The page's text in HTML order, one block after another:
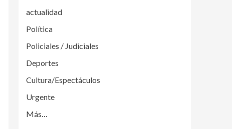
actualidad
Política
Policiales / Judiciales
Deportes
Cultura/Espectáculos
Urgente
Más…